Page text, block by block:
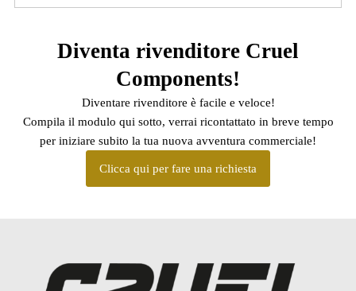
Diventa rivenditore Cruel
Components!
Diventare rivenditore è facile e veloce!
Compila il modulo qui sotto, verrai ricontattato in breve tempo
per iniziare subito la tua nuova avventura commerciale!
Clicca qui per fare una richiesta